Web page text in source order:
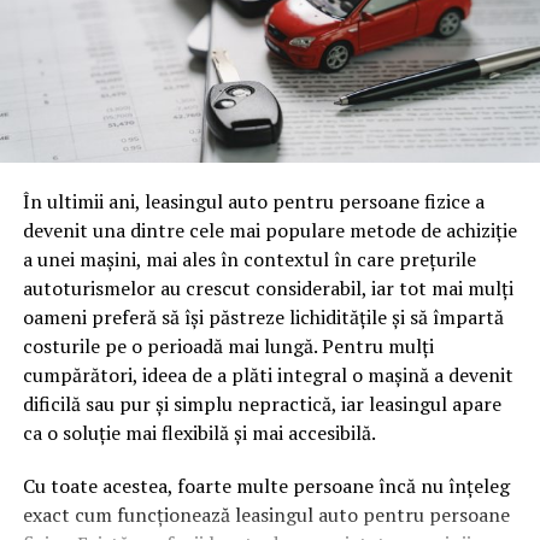
Gândește-te la o sesiune de patruzeci de minute despre,
să zicem, fiscalitatea freelancerilor. Conținutul vorbit e
o mină de informație, plină de întrebări pe care și le pun
oamenii cu adevărat. Dacă transcrierea ajunge pe o
cuvinte tematice, scrise exact în limbajul în care se
caută.
Apoi vine partea de comportament. O pagină pe care
vizitatorii stau zece, cincisprezece minute ca să
urmărească replay-ul trimite un semnal greu de ignorat.
Google nu îți măsoară direct satisfacția, însă timpul
petrecut, scrollul și revenirile spun ceva despre cât de
util e materialul.
Și mai e ceva ce se uită ușor. Un webinar reușit atrage
linkuri aproape de la sine. Cineva îl menționează într-un
În ultimii ani, leasingul auto pentru persoane fizice a
devenit una dintre cele mai populare metode de achiziție
a unei mașini, mai ales în contextul în care prețurile
autoturismelor au crescut considerabil, iar tot mai mulți
oameni preferă să își păstreze lichiditățile și să împartă
costurile pe o perioadă mai lungă. Pentru mulți
cumpărători, ideea de a plăti integral o mașină a devenit
dificilă sau pur și simplu nepractică, iar leasingul apare
ca o soluție mai flexibilă și mai accesibilă.
Cu toate acestea, foarte multe persoane încă nu înțeleg
exact cum funcționează leasingul auto pentru persoane